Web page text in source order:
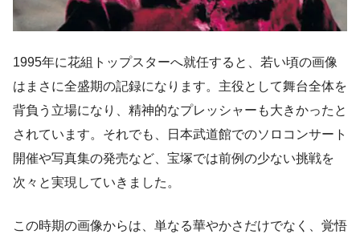
1995年に花組トップスターへ就任すると、若い頃の画像
はまさに全盛期の記録になります。主役として舞台全体を
背負う立場になり、精神的なプレッシャーも大きかったと
されています。それでも、日本武道館でのソロコンサート
開催や写真集の発売など、宝塚では前例の少ない挑戦を
次々と実現していきました。
この時期の画像からは、単なる華やかさだけでなく、覚悟